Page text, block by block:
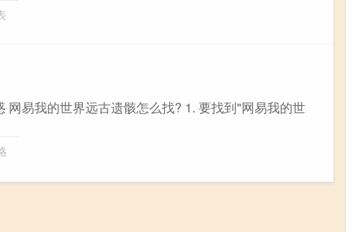
网易我的世界远古遗骸怎么找? 1. 要找到"网易我的世